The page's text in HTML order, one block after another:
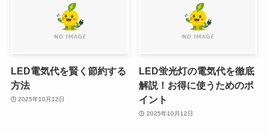
LED電気代を賢く節約する
方法
2025年10月12日
LED蛍光灯の電気代を徹底
解説！お得に使うためのポ
イント
2025年10月12日